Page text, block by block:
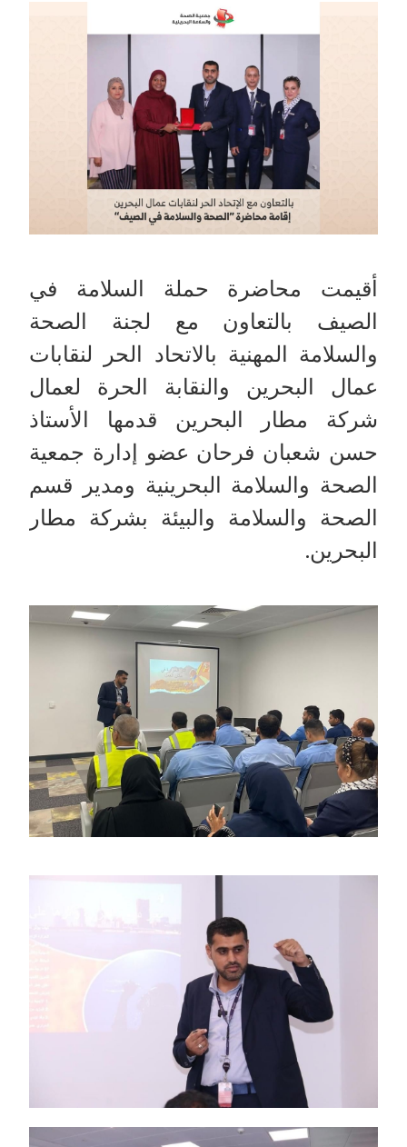
أقيمت محاضرة حملة السلامة في
الصيف بالتعاون مع لجنة الصحة
والسلامة المهنية بالاتحاد الحر لنقابات
عمال البحرين والنقابة الحرة لعمال
شركة مطار البحرين قدمها الأستاذ
حسن شعبان فرحان عضو إدارة جمعية
الصحة والسلامة البحرينية ومدير قسم
الصحة والسلامة والبيئة بشركة مطار
البحرين.